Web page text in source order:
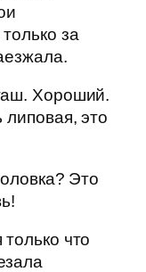
за
Хороший.
липовая, это
Это
что